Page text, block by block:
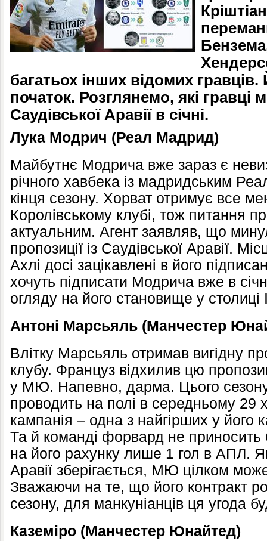
багатьох інших відомих
початок. Розглянемо, які гравці
Саудівської Аравії в січні.
Лука Модрич (Реал Мадрид)
Майбутнє Модрича вже зараз є
річного хавбека із мадридським
кінця сезону. Хорват отримує все
Королівському клубі, тож питання
актуальним. Агент заявляв, що
пропозиції із Саудівської Аравії.
Ахлі досі зацікавлені в його
хочуть підписати Модрича вже в
огляду на його становище у столиці
Антоні Марсьяль (Манчестер
Влітку Марсьяль отримав вигідну
клубу. Француз відхилив цю
у МЮ. Напевно, дарма. Цього
проводить на полі в середньому 29
кампанія – одна з найгірших у його
Та й команді форвард не приносить
на його рахунку лише 1 гол в АПЛ.
Аравії зберігається, МЮ цілком
Зважаючи на те, що його контракт
сезону, для манкуніанців ця угода
Каземіро (Манчестер Юнайтед)